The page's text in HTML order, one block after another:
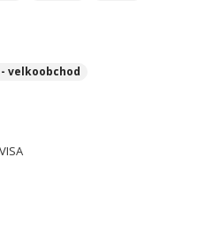
velkoobchod
VISA